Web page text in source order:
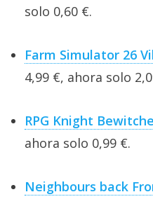
solo 0,60 €.
Farm Simulator 26
4,99 €, ahora solo
RPG Knight
ahora solo 0,99 €.
Neighbours back